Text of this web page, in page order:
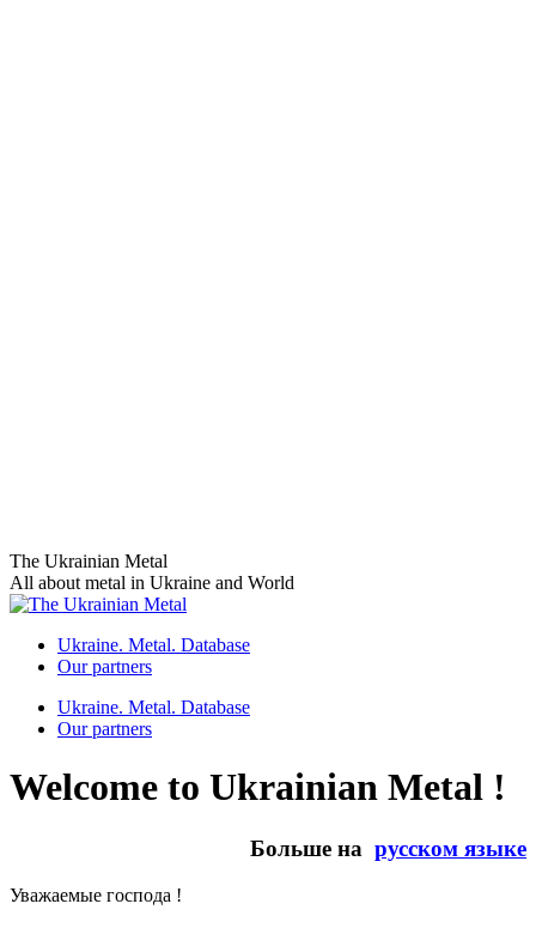
Skip
to
content
The Ukrainian Metal
All about metal in Ukraine and World
Ukraine. Metal. Database
Our partners
Ukraine. Metal. Database
Our partners
Welcome to Ukrainian Metal !
Больше на русском языке
Уважаемые господа !